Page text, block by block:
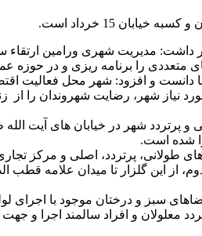
15 خرداد است.
داشت: مدیریت شهری ورامین
متعددی را برنامه ریزی و در حوزه
و افزود: شهر محل فعالیت
نیاز شهر، رضایت شهروندان را از
شده است.
خیابان 15 خرداد به عنوان یکی از خیابان های
از این گلزار تا میدان علامه قطب‌
سبز و درختان موجود با اجرای
و افراد سالمند اجرا و جهت